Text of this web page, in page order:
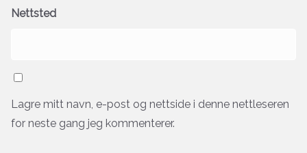
Nettsted
Lagre mitt navn, e-post og nettside i denne nettleseren
for neste gang jeg kommenterer.